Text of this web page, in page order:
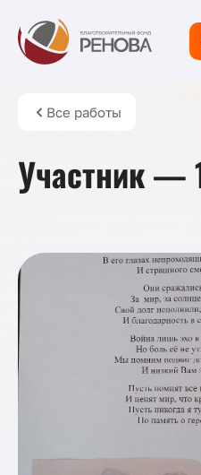
Все работы
Участник —